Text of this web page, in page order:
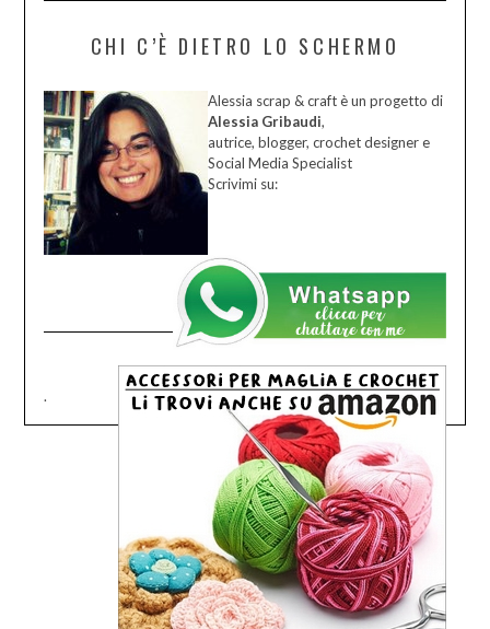
CHI C’È DIETRO LO SCHERMO
Alessia scrap & craft è un progetto di
Alessia Gribaudi,
autrice, blogger, crochet designer e
Social Media Specialist
Scrivimi su:
.